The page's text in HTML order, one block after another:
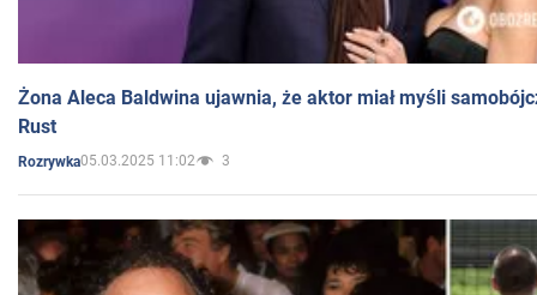
Żona Aleca Baldwina ujawnia, że aktor miał myśli
Rust
Rozrywka05.03.2025 11:02 3